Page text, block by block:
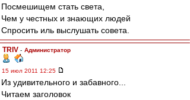
Посмешищем стать света,
Чем у честных и знающих людей
Спросить иль выслушать совета.
TRIV - Администратор
15 июл 2011 12:25
Из удивительного и забавного...
Читаем заголовок